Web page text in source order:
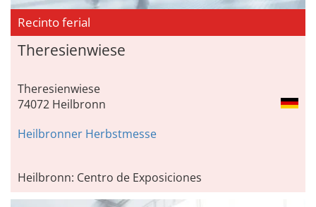
Recinto ferial
Theresienwiese
Theresienwiese
74072 Heilbronn
Heilbronner Herbstmesse
Heilbronn: Centro de Exposiciones